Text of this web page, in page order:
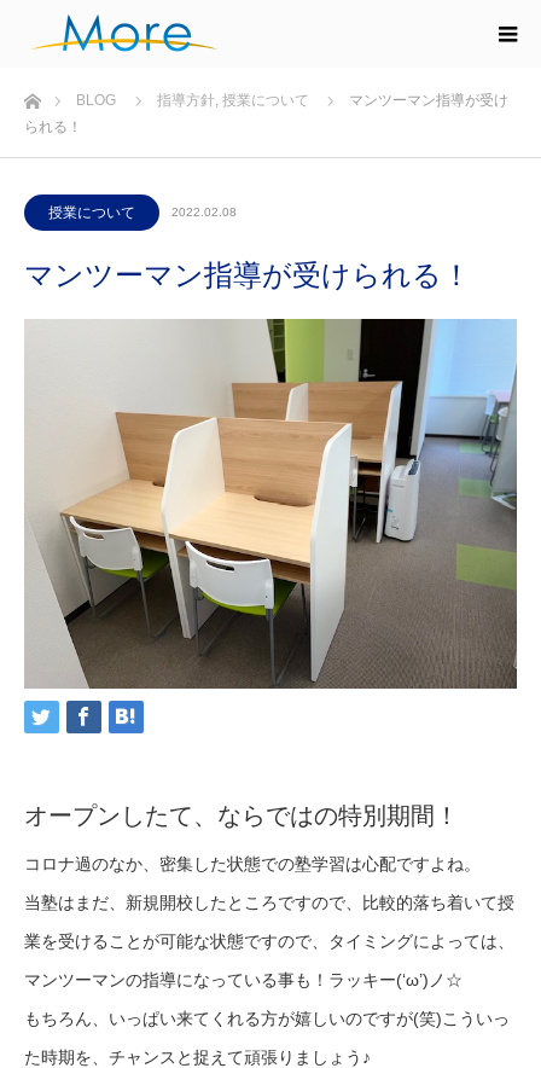
ホームBLOG 指導方針, 授業について
マンツーマン指導が受け
られる！
授業について 2022.02.08
マンツーマン指導が受けられる！
オープンしたて、ならではの特別期間！
コロナ過のなか、密集した状態での塾学習は心配ですよね。
当塾はまだ、新規開校したところですので、比較的落ち着いて授
業を受けることが可能な状態ですので、タイミングによっては、
マンツーマンの指導になっている事も！ラッキー(‘ω’)ノ☆
もちろん、いっぱい来てくれる方が嬉しいのですが(笑)こういっ
た時期を、チャンスと捉えて頑張りましょう♪